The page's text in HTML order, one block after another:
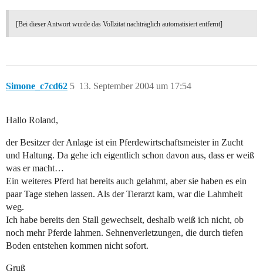
[Bei dieser Antwort wurde das Vollzitat nachträglich automatisiert entfernt]
Simone_c7cd62 13. September 2004 um 17:54
5
Hallo Roland,
der Besitzer der Anlage ist ein Pferdewirtschaftsmeister in Zucht
und Haltung. Da gehe ich eigentlich schon davon aus, dass er weiß
was er macht…
Ein weiteres Pferd hat bereits auch gelahmt, aber sie haben es ein
paar Tage stehen lassen. Als der Tierarzt kam, war die Lahmheit
weg.
Ich habe bereits den Stall gewechselt, deshalb weiß ich nicht, ob
noch mehr Pferde lahmen. Sehnenverletzungen, die durch tiefen
Boden entstehen kommen nicht sofort.
Gruß